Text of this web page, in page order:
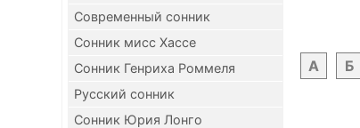
Современный сонник
Сонник мисс Хассе
Сонник Генриха Роммеля
Русский сонник
Сонник Юрия Лонго
А
Б